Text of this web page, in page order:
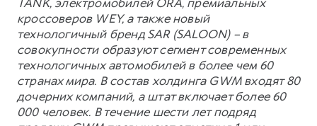
кроссоверов WEY, а также новый
технологичный бренд SAR (SALOON) – в
совокупности образуют сегмент современных
технологичных автомобилей в более чем 60
странах мира. В состав холдинга GWM входят 80
дочерних компаний, а штат включает более 60
000 человек. В течение шести лет подряд